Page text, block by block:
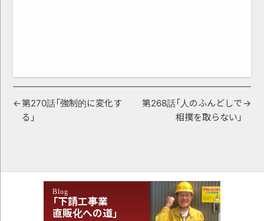
投
稿
ゲ
第268話「人のふんどしで
相撲を取らない」
第270話「強制的に変化す
る」
Blog
「下請工事業
直販化への道」